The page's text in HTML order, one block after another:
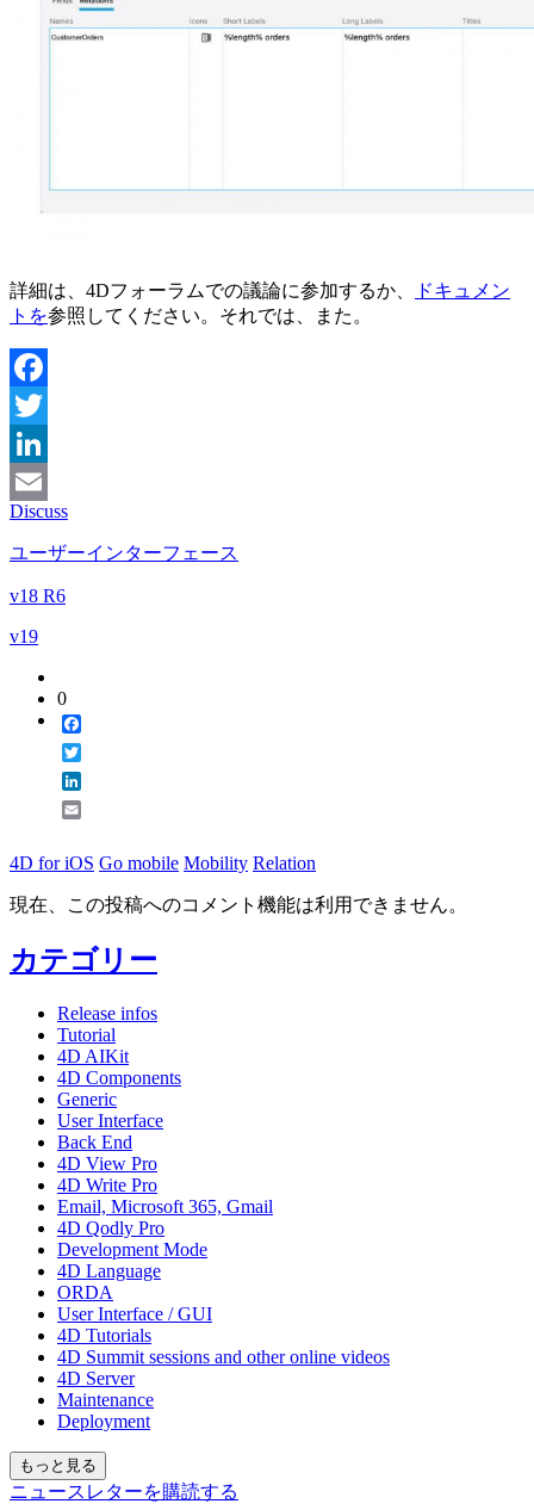
詳細は、4Dフォーラムでの議論に参加するか、
ドキュメン
トを参照してください。それでは、また。
Facebook
Twitter
LinkedIn
Email
Discuss
ユーザーインターフェース
v18 R6
v19
0
4D for iOS Go mobile Mobility Relation
現在、この投稿へのコメント機能は利用できません。
カテゴリー
Release infos
Tutorial
4D AIKit
4D Components
Generic
User Interface
Back End
4D View Pro
4D Write Pro
Email, Microsoft 365, Gmail
4D Qodly Pro
Development Mode
4D Language
ORDA
User Interface / GUI
4D Tutorials
4D Summit sessions and other online videos
4D Server
Maintenance
Deployment
もっと見る
ニュースレターを購読する